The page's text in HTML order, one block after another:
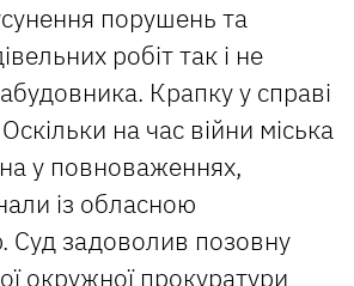
порушень та
робіт так і не
Крапку у справі
на час війни міська
у повноваженнях,
із обласною
Суд задоволив позовну
окружної прокуратури